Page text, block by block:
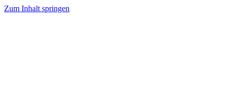
Zum Inhalt springen